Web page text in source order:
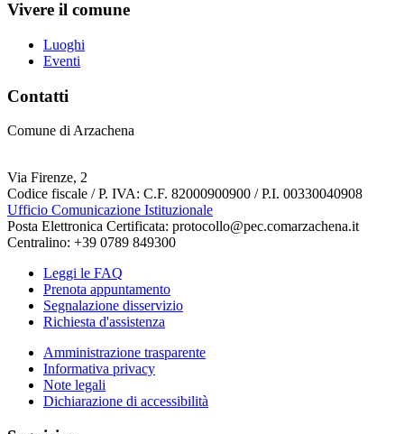
Vivere il comune
Luoghi
Eventi
Contatti
Comune di Arzachena
Via Firenze, 2
Codice fiscale / P. IVA: C.F. 82000900900 / P.I. 00330040908
Ufficio Comunicazione Istituzionale
Posta Elettronica Certificata: protocollo@pec.comarzachena.it
Centralino: +39 0789 849300
Leggi le FAQ
Prenota appuntamento
Segnalazione disservizio
Richiesta d'assistenza
Amministrazione trasparente
Informativa privacy
Note legali
Dichiarazione di accessibilità